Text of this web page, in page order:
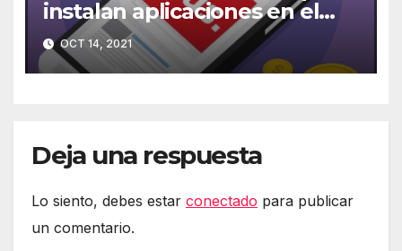
instalan aplicaciones en el
móvil
OCT 14, 2021
Deja una respuesta
Lo siento, debes estar conectado para publicar
un comentario.